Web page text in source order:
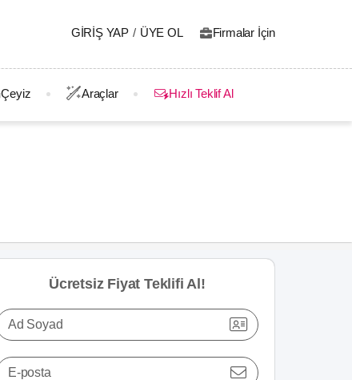
GIRIŞ YAP / ÜYE OL Firmalar İçin
Çeyiz Araçlar Hızlı Teklif Al
Ücretsiz Fiyat Teklifi Al!
Ad Soyad
E-posta